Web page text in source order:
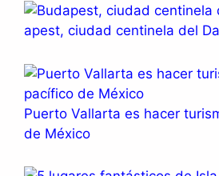
apest, ciudad centinela del
Puerto Vallarta es hacer
de México